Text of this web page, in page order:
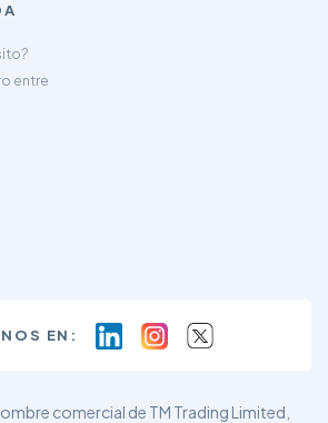
entre
EN:
comercial de TM Trading Limited,